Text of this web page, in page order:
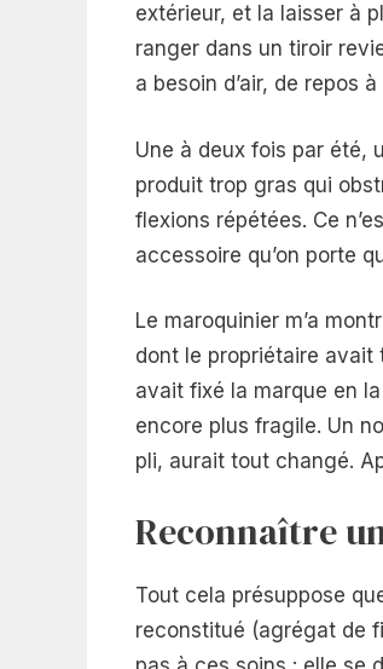
extérieur, et la laisser à
ranger dans un tiroir
a besoin d’air, de repos
Une à deux fois par été,
produit trop gras qui
flexions répétées. Ce
accessoire qu’on porte
Le maroquinier m’a
dont le propriétaire avait
avait fixé la marque en
encore plus fragile. Un
pli, aurait tout changé.
Reconnaître
Tout cela présuppose
reconstitué (agrégat de